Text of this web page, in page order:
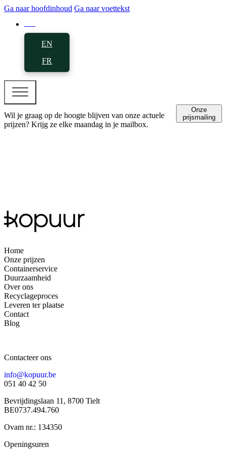
Ga naar hoofdinhoud Ga naar voettekst
EN
FR
Wil je graag op de hoogte blijven van onze actuele
prijzen? Krijg ze elke maandag in je mailbox.
Onze
prijsmailing
Home
Onze prijzen
Containerservice
Duurzaamheid
Over ons
Recyclageproces
Leveren ter plaatse
Contact
Blog
Contacteer ons
info@kopuur.be
051 40 42 50
Bevrijdingslaan 11, 8700 Tielt
BE0737.494.760
Ovam nr.: 134350
Openingsuren